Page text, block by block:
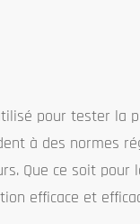
pour tester la
à des normes
Que ce soit pour
efficace et